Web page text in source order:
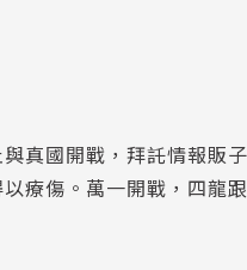
真國開戰，拜託情報販
療傷。萬一開戰，四龍